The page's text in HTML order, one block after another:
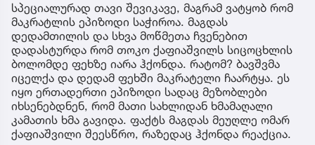
სპეციალურად თავი შევიკავე, მაგრამ ვატყობ რომ
მაკრატლის ეპიზოდი საჭიროა. მაგდას
დედამთილის და სხვა მოწმეთა ჩვენებით
დადასტურდა რომ თოკო ქაფიაშვილს სიცოცხლის
ბოლომდე ფეხზე იარა ჰქონდა. რატომ? ბავშვმა
იცელქა და დედამ ფეხში მაკრატელი ჩაარტყა. ეს
იყო ერთადერთი ეპიზოდი სადაც მეზობლები
იხსენებდნენ, რომ მათი სახლიდან ხმამაღალი
კამათის ხმა გავიდა. ფაქტს მაგდას მეუღლე ომარ
ქაფიაშვილი შეესწრო, რაზედაც ჰქონდა რეაქცია.